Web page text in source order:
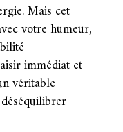
Mais cet
votre humeur,
immédiat et
véritable